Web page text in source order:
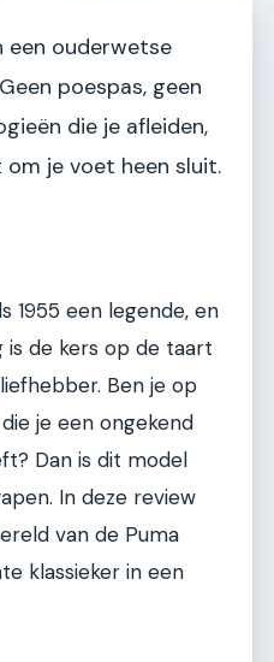
een ouderwetse
poespas, geen
die je afleiden,
je voet heen sluit.
1955 een legende, en
de kers op de taart
Ben je op
je een ongekend
Dan is dit model
In deze review
van de Puma
klassieker in een